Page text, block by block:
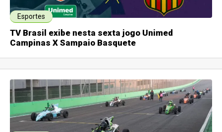
Esportes
TV Brasil exibe nesta sexta jogo Unimed
Campinas X Sampaio Basquete